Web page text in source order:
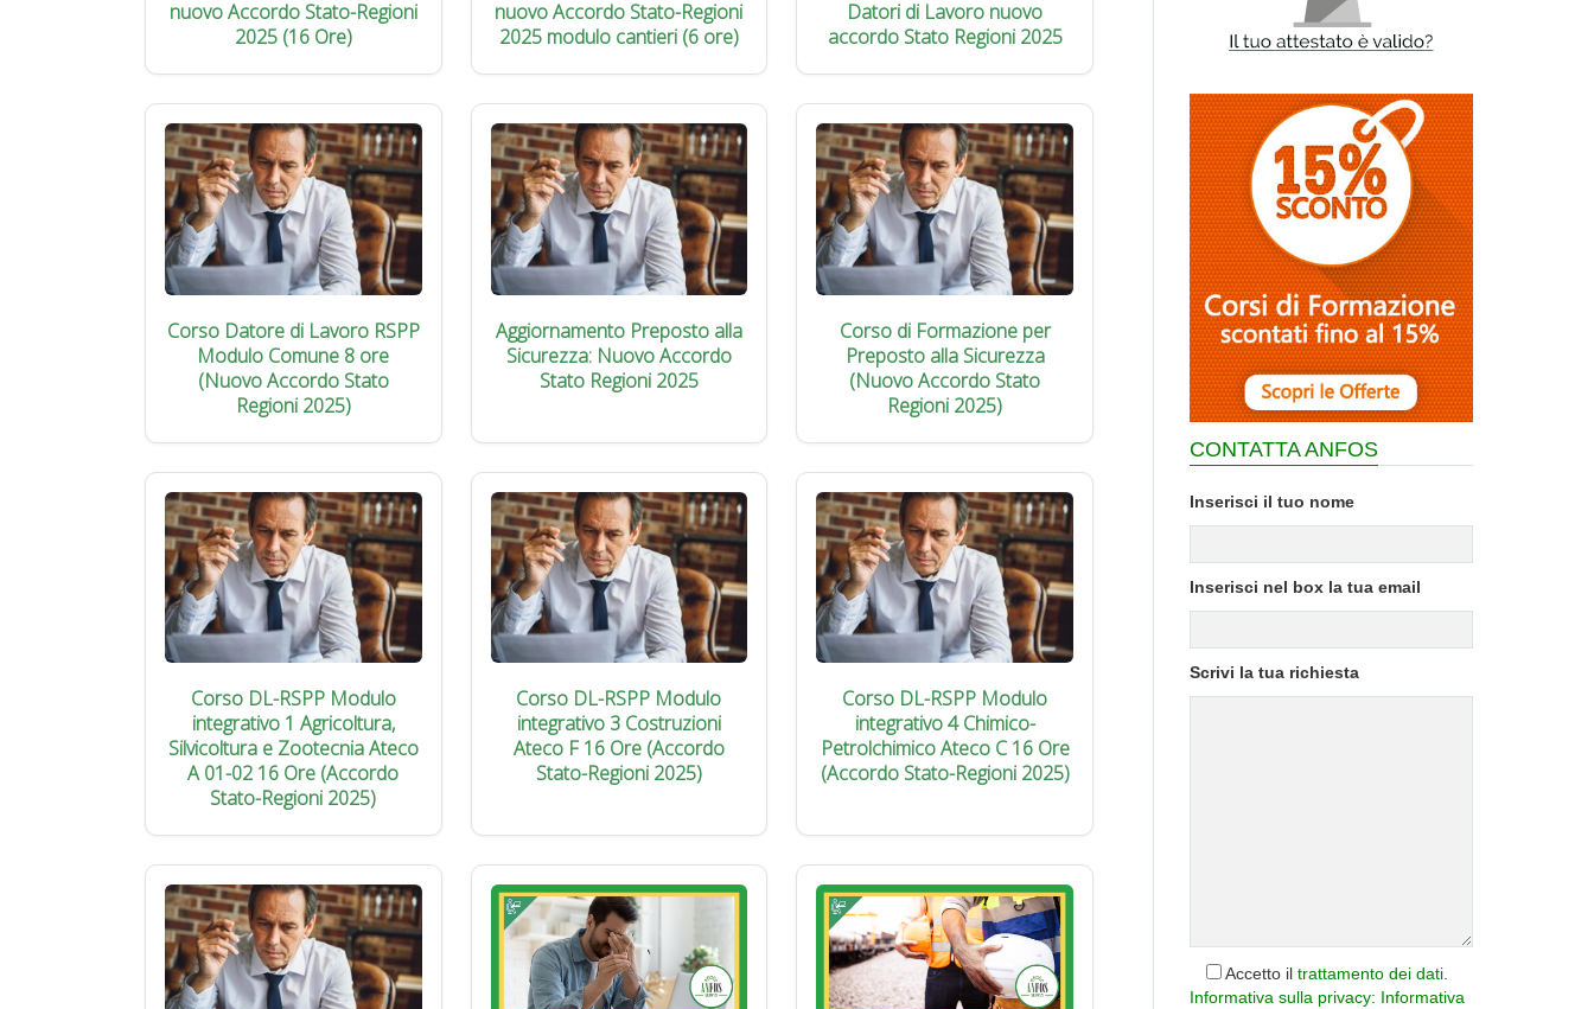
nuovo Accordo Stato-Regioni
2025 (16 Ore)
nuovo Accordo Stato-Regioni
2025 modulo cantieri (6 ore)
Datori di Lavoro nuovo
accordo Stato Regioni 2025
Corso Datore di Lavoro RSPP
Modulo Comune 8 ore
(Nuovo Accordo Stato
Regioni 2025)
Aggiornamento Preposto alla
Sicurezza: Nuovo Accordo
Stato Regioni 2025
Corso di Formazione per
Preposto alla Sicurezza
(Nuovo Accordo Stato
Regioni 2025)
Corso DL-RSPP Modulo
integrativo 1 Agricoltura,
Silvicoltura e Zootecnia Ateco
A 01-02 16 Ore (Accordo
Stato-Regioni 2025)
Corso DL-RSPP Modulo
integrativo 3 Costruzioni
Ateco F 16 Ore (Accordo
Stato-Regioni 2025)
Corso DL-RSPP Modulo
integrativo 4 Chimico-
Petrolchimico Ateco C 16 Ore
(Accordo Stato-Regioni 2025)
CONTATTA ANFOS
Inserisci il tuo nome
Inserisci nel box la tua email
Scrivi la tua richiesta
Accetto il trattamento dei dati
Informativa sulla privacy: Informativa